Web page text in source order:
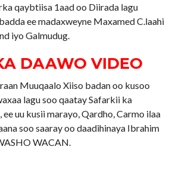
qaybtiisa 1aad oo Diirada lagu
ee madaxweyne Maxamed C.laahi
iyo Galmudug.
DAAWO VIDEO
Muuqaalo Xiiso badan oo kusoo
lagu soo qaatay Safarkii ka
uu kusii marayo, Qardho, Carmo ilaa
soo saaray oo daadihinaya Ibrahim
WACAN.